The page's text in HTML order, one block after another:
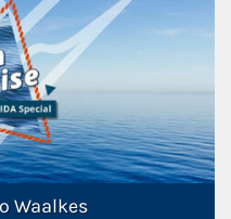
Waalkes